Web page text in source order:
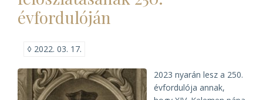
évfordulóján
◊ 2022. 03. 17.
2023 nyarán lesz a 250.
évfordulója annak,